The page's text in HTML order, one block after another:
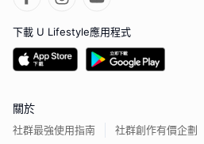
下載 U Lifestyle應用程式
關於
社群最強使用指南
社群創作有價企劃